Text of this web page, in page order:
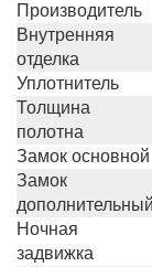
Производитель
Внутренняя
отделка
Уплотнитель
Толщина
полотна
Замок основной
Замок
дополнительный
Ночная
задвижка